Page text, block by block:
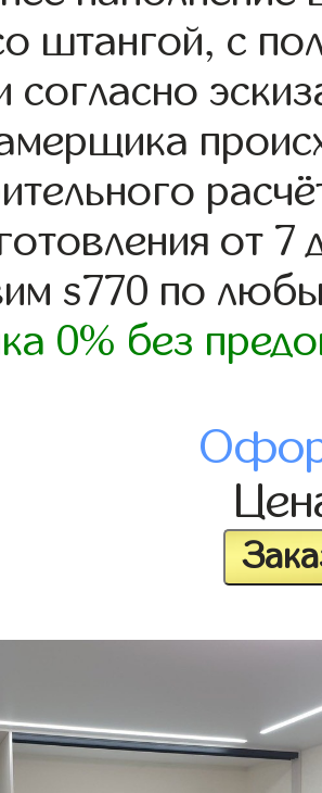
штангой, с
согласно
от 7
s770 по
0% без